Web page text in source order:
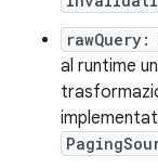
rawQuery:
al runtime